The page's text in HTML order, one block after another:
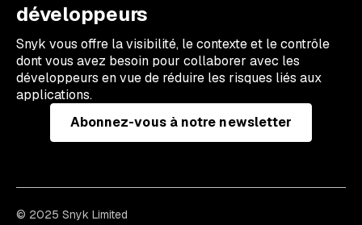
développeurs
Snyk vous offre la visibilité, le contexte et le contrôle
dont vous avez besoin pour collaborer avec les
développeurs en vue de réduire les risques liés aux
applications.
Abonnez-vous à notre newsletter
© 2025 Snyk Limited